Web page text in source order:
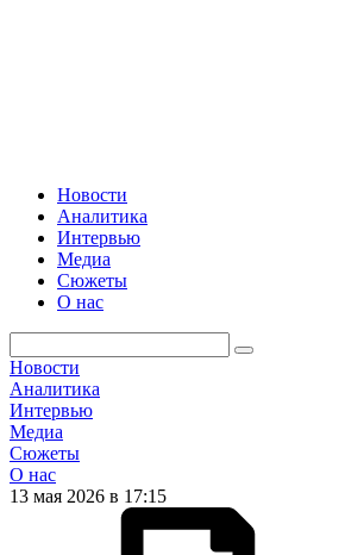
Новости
Аналитика
Интервью
Медиа
Сюжеты
О нас
Новости
Аналитика
Интервью
Медиа
Сюжеты
О нас
13 мая 2026 в 17:15